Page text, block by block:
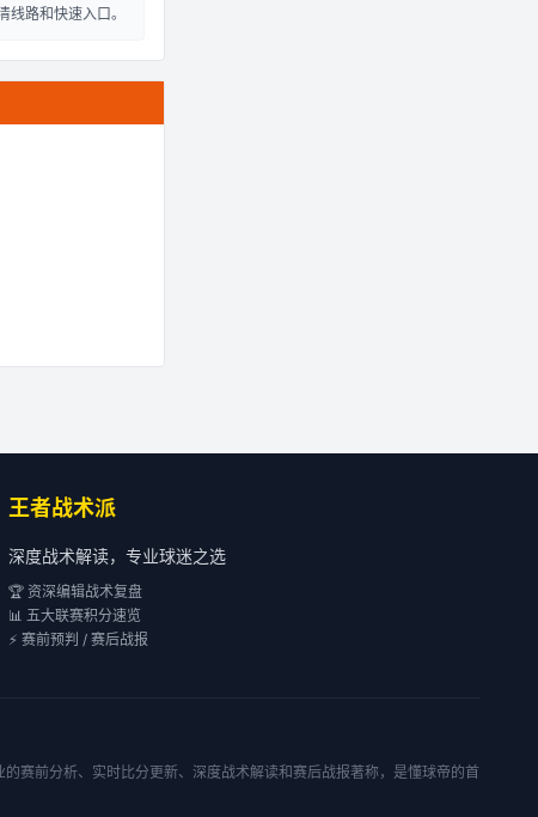
路和快速入口。
王者战术派
深度战术解读，专业球迷之选
🏆 资深编辑战术复盘
📊 五大联赛积分速览
⚡ 赛前预判 / 赛后战报
赛前分析、实时比分更新、深度战术解读和赛后战报著称，是懂球帝的首